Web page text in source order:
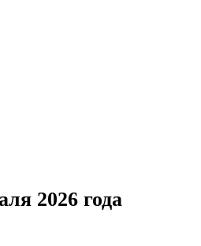
2026 года